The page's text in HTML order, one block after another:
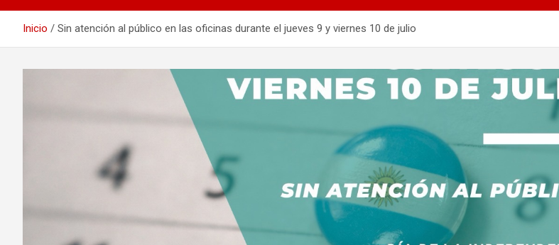
Inicio Sin atención al público en las oficinas durante el jueves 9 y viernes 10 de julio